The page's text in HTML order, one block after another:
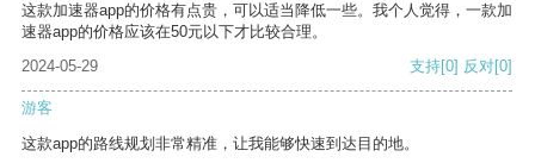
这款加速器app的价格有点贵，可以适当降低一些。我个人觉得，一款加
速器app的价格应该在50元以下才比较合理。
2024-05-29
支持[0] 反对[0]
游客
这款app的路线规划非常精准，让我能够快速到达目的地。